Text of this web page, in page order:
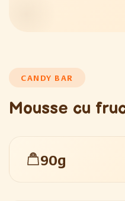
CANDY BAR
Mousse cu
90g